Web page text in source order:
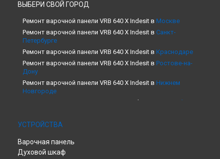
ВЫБЕРИ СВОЙ ГОРОД
Ремонт варочной панели VRB 640 X Indesit в Москве
Ремонт варочной панели VRB 640 X Indesit в Санкт-
Петербурге
Ремонт варочной панели VRB 640 X Indesit в Краснодаре
Ремонт варочной панели VRB 640 X Indesit в Ростове-на-
Дону
Ремонт варочной панели VRB 640 X Indesit в Нижнем
Новгороде
Ремонт варочной панели VRB 640 X Indesit в
Новосибирске
Ремонт варочной панели VRB 640 X Indesit в
Ремонт варочной панели VRB 640 X Indesit в
УСТРОЙСТВА
Варочная панель
Духовой шкаф